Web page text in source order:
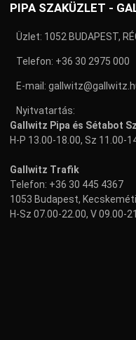
PIPA SZAKÜZLET -
Üzlet: 1052 BUDAPEST,
Telefon: +36 30 2975 000
E-mail:
Nyitvatartás:
Gallwitz Pipa és Sétabot
H-P 13.00-18.00, Sz 11.00-
Gallwitz Trafik
Telefon: +36 30 445 4367
1053 Budapest, Kecskeméti
H-Sz 07.00-22.00, V 09.00-